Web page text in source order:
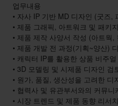
업무내용
• 자사 IP 기반 MD 디자인 (굿즈,
• 제품 그래픽, 아트워크 및 패키
• 제품 제작 사양서 작성 (아트웍
• 제품 개발 전 과정(기획~양산)
• 캐릭터 IP를 활용한 상품 비주
• 3D 모델링 및 시제품 디자인 검
• 원가, 품질, 생산성을 고려한 디
• 협력사 및 유관부서와의 커뮤
• 시장 트렌드 및 제품 동향 리서치